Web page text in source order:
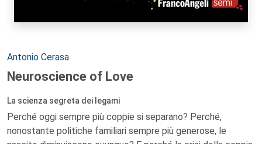
Autori:
Antonio Cerasa
Neuroscience of Love
La scienza segreta dei legami
Perché oggi sempre più coppie si separano? Perché,
nonostante politiche familiari sempre più generose, le